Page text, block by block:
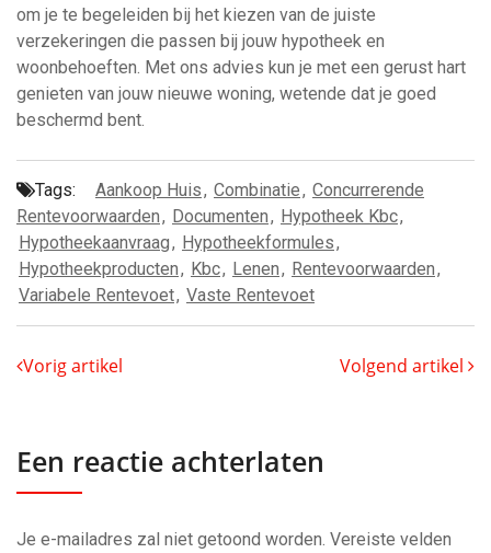
om je te begeleiden bij het kiezen van de juiste
verzekeringen die passen bij jouw hypotheek en
woonbehoeften. Met ons advies kun je met een gerust hart
genieten van jouw nieuwe woning, wetende dat je goed
beschermd bent.
Tags: Aankoop Huis, Combinatie, Concurrerende
Rentevoorwaarden, Documenten, Hypotheek Kbc,
Hypotheekaanvraag, Hypotheekformules,
Hypotheekproducten, Kbc, Lenen, Rentevoorwaarden,
Variabele Rentevoet, Vaste Rentevoet
Vorig artikel Volgend artikel
Een reactie achterlaten
Je e-mailadres zal niet getoond worden. Vereiste velden